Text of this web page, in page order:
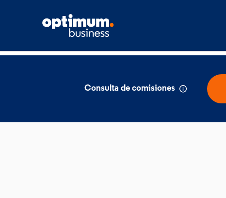
Consulta de comisiones